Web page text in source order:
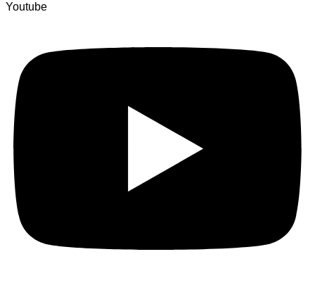
Youtube